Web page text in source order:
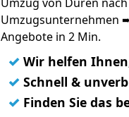
Umzugsunternehmen
Angebote in 2 Min.
✓ Wir helfen
✓ Schnell &
✓ Finden Sie das